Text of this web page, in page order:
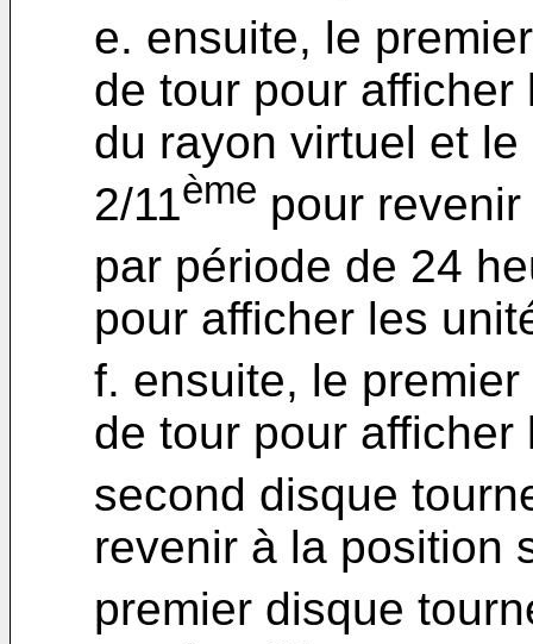
e. ensuite, le
de tour pour
du rayon virtuel et
2/11ème pour
par période de 24
pour afficher les
f. ensuite, le
de tour pour
second disque
revenir à la position
premier disque